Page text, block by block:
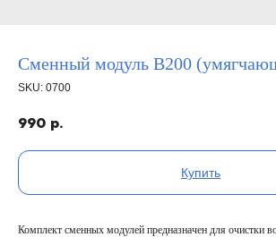
Сменный модуль B200
SKU: 0700
990 р.
Купить
Комплект сменных модулей предназначен для очистки